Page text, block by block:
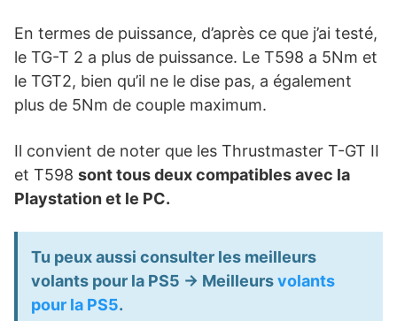
En termes de puissance, d’après ce que j’ai testé,
le TG-T 2 a plus de puissance. Le T598 a 5Nm et
le TGT2, bien qu’il ne le dise pas, a également
plus de 5Nm de couple maximum.
Il convient de noter que les Thrustmaster T-GT II
et T598 sont tous deux compatibles avec la
Playstation et le PC.
Tu peux aussi consulter les meilleurs
volants pour la PS5 -> Meilleursvolants
pour la PS5.